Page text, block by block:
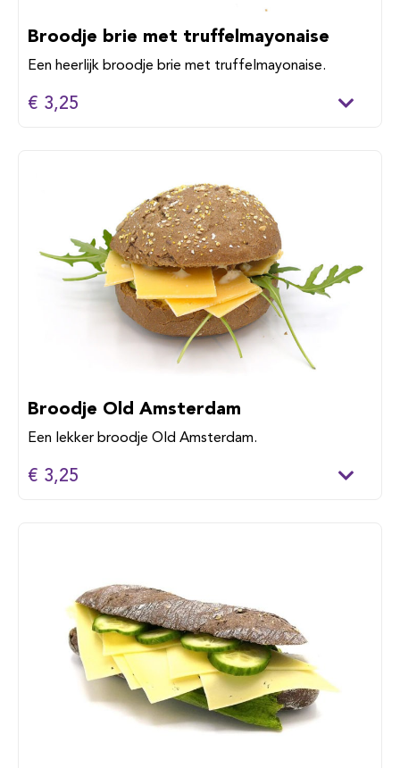
Broodje brie met truffelmayonaise
Een heerlijk broodje brie met truffelmayonaise.
€ 3,25
Broodje Old Amsterdam
Een lekker broodje Old Amsterdam.
€ 3,25